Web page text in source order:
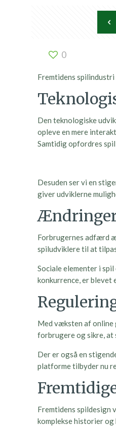
0
Fremtidens
Den teknologiske
opleve en mere
Samtidig opfordres
Desuden ser vi en
giver udviklerne
Forbrugernes adfærd
spiludviklere til at
Sociale elementer i
konkurrence, er blevet
Med væksten af online
forbrugere og sikre,
Der er også en
platforme tilbyder nu
Fremtidens spildesign
komplekse historier